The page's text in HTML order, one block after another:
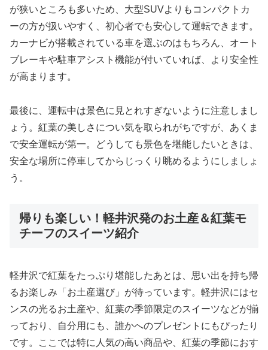
が狭いところも多いため、大型SUVよりもコンパクトカ
ーの方が扱いやすく、初心者でも安心して運転できます。
カーナビが搭載されている車を選ぶのはもちろん、オート
ブレーキや駐車アシスト機能が付いていれば、より安全性
が高まります。
最後に、運転中は景色に見とれすぎないように注意しまし
ょう。紅葉の美しさについ気を取られがちですが、あくま
で安全運転が第一。どうしても景色を堪能したいときは、
安全な場所に停車してからじっくり眺めるようにしましょ
う。
帰りも楽しい！軽井沢発のお土産＆紅葉モ
チーフのスイーツ紹介
軽井沢で紅葉をたっぷり堪能したあとは、思い出を持ち帰
るお楽しみ「お土産選び」が待っています。軽井沢にはセ
ンスの光るお土産や、紅葉の季節限定のスイーツなどが揃
っており、自分用にも、誰かへのプレゼントにもぴったり
です。ここでは特に人気の高い商品や、紅葉の季節におす